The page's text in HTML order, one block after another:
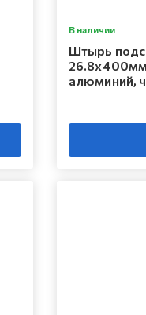
В наличии
Штырь
алюминий,